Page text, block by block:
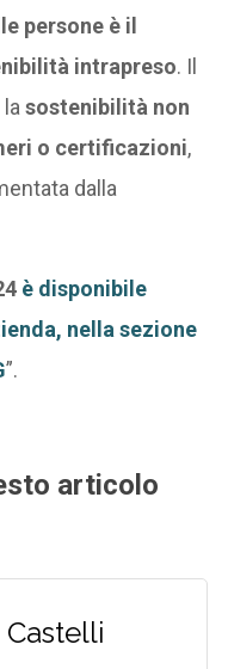
persone è il
intrapreso. Il
lasostenibilità non
o certificazioni,
dalla
è disponibile
nella sezione
”.
articolo